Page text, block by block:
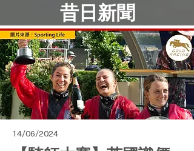
昔日新聞
14/06/2024